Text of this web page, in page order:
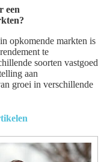
een
opkomende markten is
te
soorten vastgoed
aan
groei in verschillende